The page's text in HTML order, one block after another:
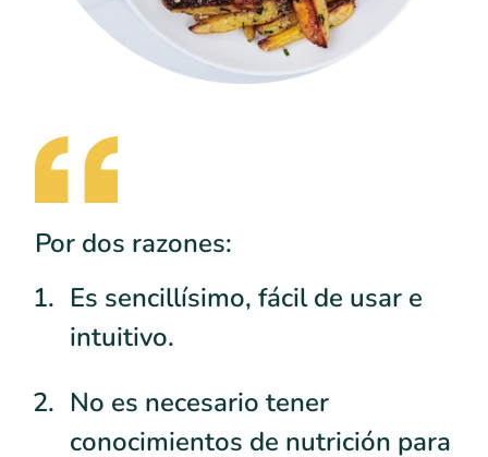
Por dos razones:
Es sencillísimo, fácil de usar e
intuitivo.
No es necesario tener
conocimientos de nutrición para